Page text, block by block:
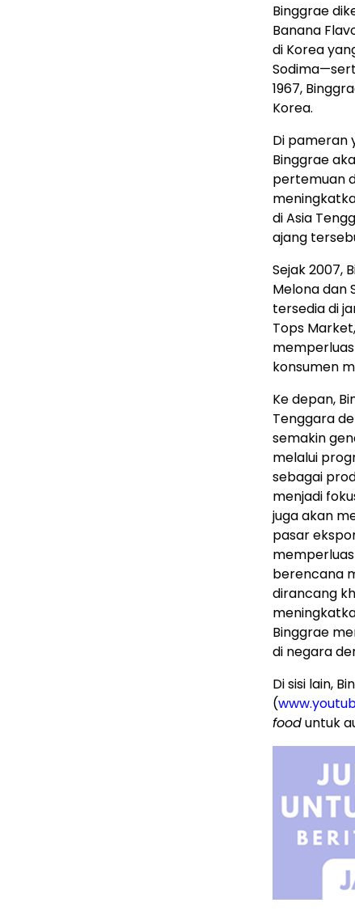
Binggrae
Banana
di Korea
1967,
Korea.
Di pameran
Binggrae
pertemuan
di Asia
ajang
Sejak 2007,
Melona dan
tersedia di
Tops
konsumen
Ke depan,
Tenggara
semakin
melalui
sebagai
menjadi
juga akan
pasar
memperluas
berencana
dirancang
Binggrae
di negara
Di sisi lain,
(
fooduntuk